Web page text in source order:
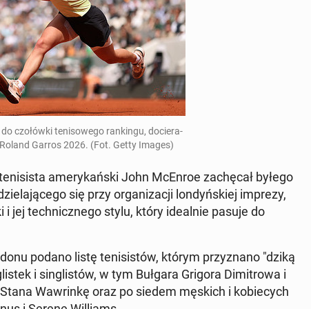
czo­łów­ki te­ni­so­we­go ran­kin­gu, do­cie­ra­
Garros 2026. (Fot. Getty Images)
ame­ry­kań­ski John McEnroe za­chę­cał byłego
się przy or­ga­ni­za­cji lon­dyń­skiej imprezy,
jej tech­nicz­ne­go stylu, który ide­al­nie pasuje do
podano listę te­ni­si­stów, którym przy­zna­no "dziką
i sin­gli­stów, w tym Bułgara Grigora Di­mi­tro­wa i
Waw­rin­kę oraz po siedem męskich i ko­bie­cych